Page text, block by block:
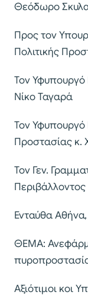
Θεόδωρο
Προς τον
Πολιτικής
Τον Υφυπουργό
Νίκο Ταγαρά
Τον Υφυπουργό
Προστασίας κ.
Τον Γεν.
Ενταύθα
ΘΕΜΑ:
Αξιότιμοι κοι